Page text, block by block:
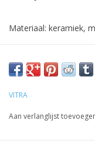
Materiaal: keramiek,
VITRA
Aan verlanglijst